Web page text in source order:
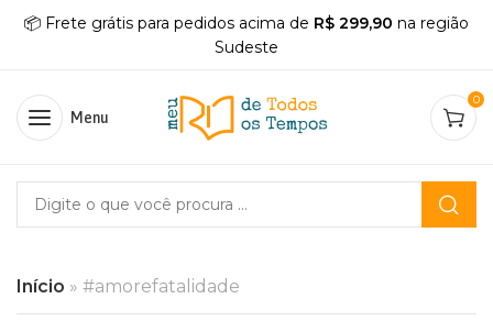
📦 Frete grátis para pedidos acima de R$ 299,90 na região
Sudeste
Menu
0
Início » #amorefatalidade